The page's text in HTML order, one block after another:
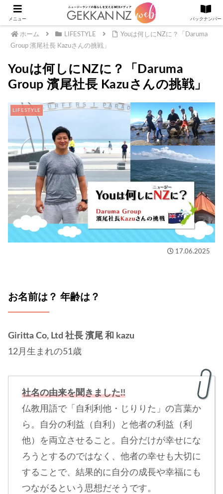
ホーム LIFESTYLE
Youは何しにNZに？「Daruma
Group 濱尾社長 Kazuさんの挑戦」
Youは何しにNZに？「Daruma
Group 濱尾社長 Kazuさんの挑戦」
LIFESTYLE
17.06.2025
お名前は？ 年齢は？
Giritta Co, Ltd 社長 濱尾 和 kazu
12月生まれの51歳
社名の由来を聞きました!!
仏教用語で「自利利他・じりりた」の言葉か
ら。自分の利益（自利）と他者の利益（利
他）を両立させること。自分だけが幸せにな
ろうとするのではなく、他者の幸せも大切に
することで、結果的に自分の成長や幸福にも
つながるという思想だそうです。
メニュー バックナンバー